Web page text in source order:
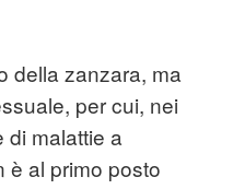
della zanzara, ma
per cui, nei
di malattie a
è al primo posto